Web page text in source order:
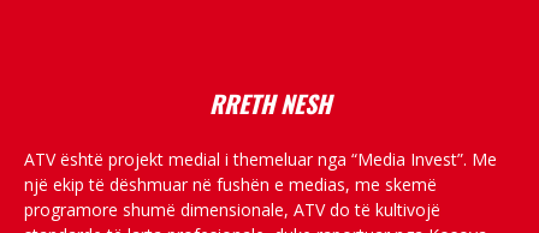
RRETH NESH
ATV është projekt medial i themeluar nga “Media Invest”. Me
një ekip të dëshmuar në fushën e medias, me skemë
programore shumë dimensionale, ATV do të kultivojë